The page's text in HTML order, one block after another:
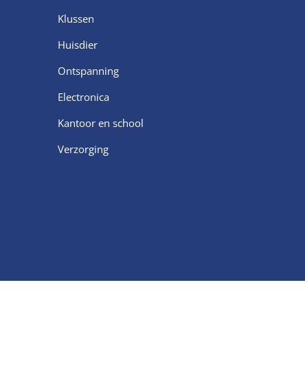
Klussen
Huisdier
Ontspanning
Electronica
Kantoor en school
Verzorging